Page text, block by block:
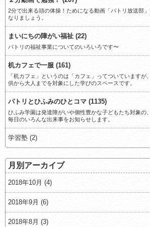
2分で出来る頭の体操！ためになる動画「パトリ放送部
なりましょう。
まいにちの障がい福祉 (22)
パトリの福祉事業についてのいろいろです〜
机カフェで一服 (161)
「机カフェ」というのは「カフェ」ってついていますが
供から大人までを対象にした学びのスペースです。
パトリとひふみのひとコマ (1135)
ひふみ学園は発達障がいや個性豊かな子どもたち対象の
毎日のいろんな出来事をお知らせします。
学習塾 (2)
月別アーカイブ
2018年10月 (4)
2018年9月 (6)
2018年8月 (3)